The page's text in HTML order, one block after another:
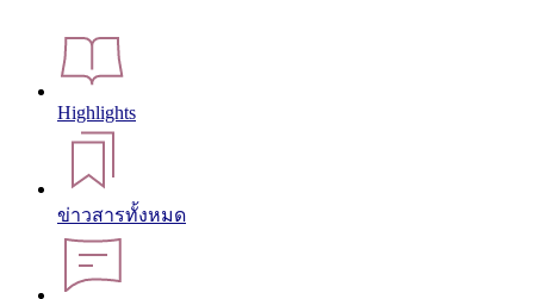
Highlights
ข่าวสารทั้งหมด